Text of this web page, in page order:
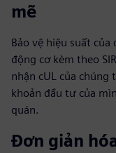
mẽ
Bảo vệ hiệu suất
động cơ kèm theo
nhận cUL của chúng
khoản đầu tư của
quán.
Đơn giản